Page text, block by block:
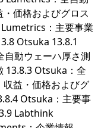
価格およびグロス
：主要事業
Otsuka 13.8.1
動ウェーハ厚さ測
13.8.3 Otsuka：全
益・価格およびグ
Otsuka：主要事
Labthink